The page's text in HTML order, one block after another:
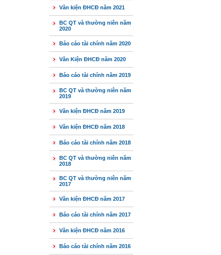
Văn kiện ĐHCĐ năm 2021
BC QT và thường niên năm
2020
Báo cáo tài chính năm 2020
Văn Kiện ĐHCĐ năm 2020
Báo cáo tài chính năm 2019
BC QT và thường niên năm
2019
Văn kiện ĐHCĐ năm 2019
Văn kiện ĐHCĐ năm 2018
Báo cáo tài chính năm 2018
BC QT và thường niên năm
2018
BC QT và thường niên năm
2017
Văn kiện ĐHCĐ năm 2017
Báo cáo tài chính năm 2017
Văn kiện ĐHCĐ năm 2016
Báo cáo tài chính năm 2016